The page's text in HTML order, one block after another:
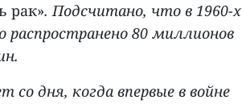
рак». Подсчитано, что в 1960-х
распространено 80 миллионов
со дня, когда впервые в войне